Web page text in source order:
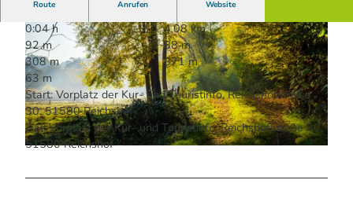
© druckreif , Thorsten Klaucke | KI-optimiert
Route Anrufen Website
0:04 h
4,08 km
92 m
88 m
308 m
371 m
63 m
Start: Vorplatz der Kur- und Touristinfo, Reichshofstraße
30, 51580 Reichshof
Ziel: Vorplatz der Kur- und Touristinfo, Reichshofstraße 30,
51580 Reichshof